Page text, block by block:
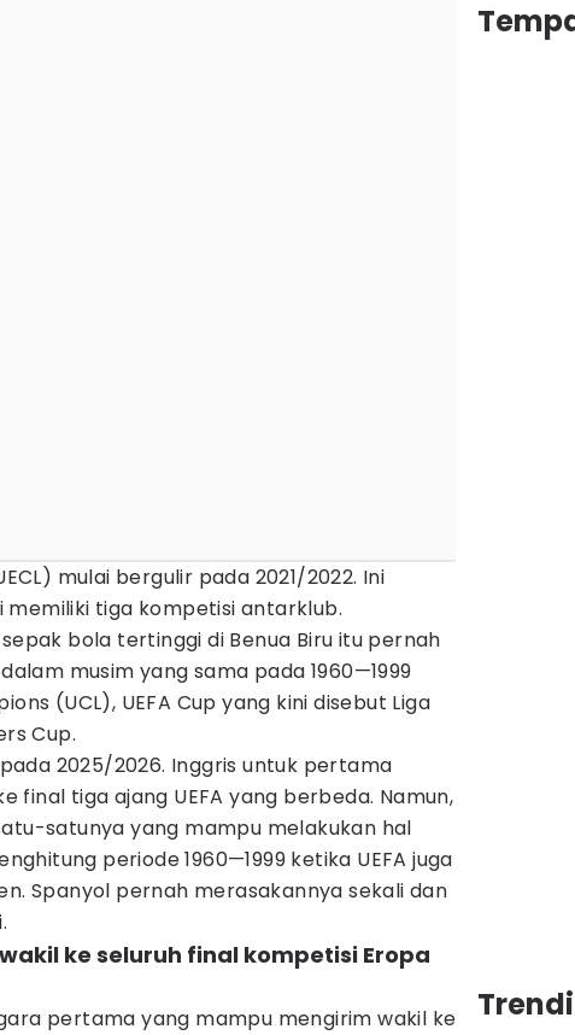
mulai bergulir pada 2021/2022. Ini
memiliki tiga kompetisi antarklub.
bola tertinggi di Benua Biru itu pernah
musim yang sama pada 1960—1999
(UCL), UEFA Cup yang kini disebut Liga
Cup.
2025/2026. Inggris untuk pertama
final tiga ajang UEFA yang berbeda. Namun,
satunya yang mampu melakukan hal
periode 1960—1999 ketika UEFA juga
Spanyol pernah merasakannya sekali dan
ke seluruh final kompetisi Eropa
pertama yang mampu mengirim wakil ke